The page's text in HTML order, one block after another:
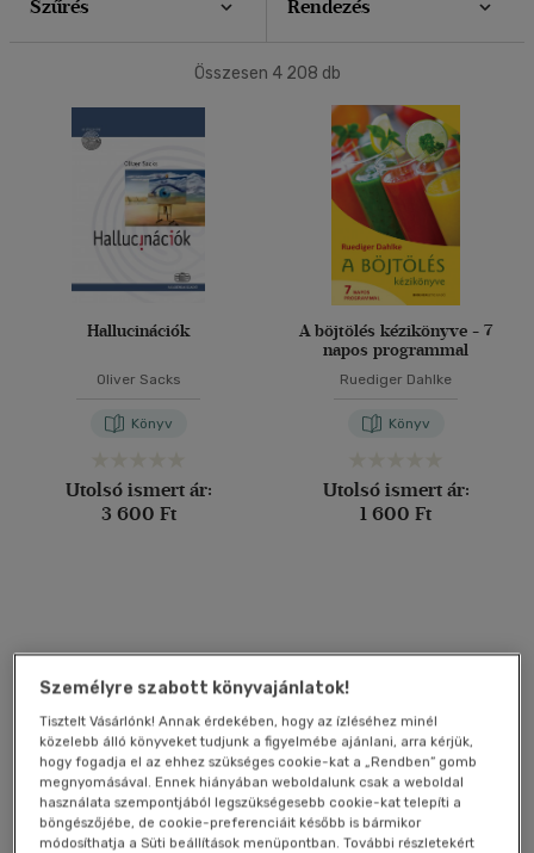
(5)
500 Ft - 2500 Ft
2500 Ft - 4500 Ft
4500 Ft felett(1242)
Gyermek(3)
3 - 6 év(1)
14 - 18 év
Német
Vélemény szerint
(136)
(93)
Szűrés Rendezés
Összesen 4 208 db
Hallucinációk
Oliver Sacks
Könyv
Utolsó ismert ár:
3 600 Ft
A böjtölés kézikönyve - 7
napos programmal
Ruediger Dahlke
Könyv
Utolsó ismert ár:
1 600 Ft
Személyre szabott könyvajánlatok!
Tisztelt Vásárlónk! Annak érdekében, hogy az ízléséhez minél
közelebb álló könyveket tudjunk a figyelmébe ajánlani, arra kérjük,
hogy fogadja el az ehhez szükséges cookie-kat a „Rendben” gomb
megnyomásával. Ennek hiányában weboldalunk csak a weboldal
használata szempontjából legszükségesebb cookie-kat telepíti a
böngészőjébe, de cookie-preferenciáit később is bármikor
módosíthatja a Süti beállítások menüpontban. További részletekért